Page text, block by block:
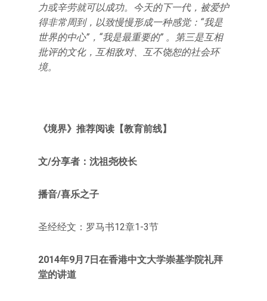
力或辛劳就可以成功。今天的下一代，被爱护
得非常周到，以致慢慢形成一种感觉：“我是
世界的中心”，“我是最重要的” 。第三是互相
批评的文化，互相敌对、互不饶恕的社会环
境。
《境界》推荐阅读【教育前线】
文/分享者：沈祖尧校长
播音/喜乐之子
圣经经文：罗马书12章1-3节
2014年9月7日在香港中文大学崇基学院礼拜
堂的讲道